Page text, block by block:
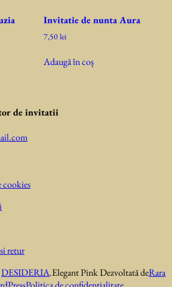
Invitatie de nunta Aura
7,50lei
Adaugă în coș
de invitatii
cookies
retur
DESIDERIA.Elegant PinkDezvoltată deRara